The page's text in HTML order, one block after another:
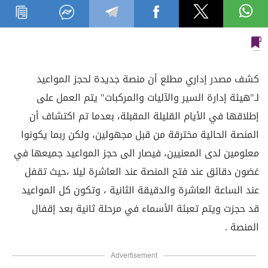
كشف مصدر إداري مطلع أن منصة جديدة لحجز المواعيد
لـ"هيئة إدارة السير والآليات والمركبات" يتم العمل على
إطلاقها في الأيام القليلة المقبلة، بعدما تم اكتشاف أن
المنصة الحالية مخترقة من قبل مجهولين، ولكن ربما يكونوا
معلومين لدى المعنيين، فيصار الى حجز المواعيد جميعها في
غضون دقائق عند فتح المنصة عند العاشرة ليلا ،حيث تقفل
عند الساعة العاشرة والدقيقة الثانية ، وتكون كل المواعيد
قد حجزت ويتم تعبئة الأسماء في مرحلة ثانية بعد إقفال
المنصة .
Advertisement